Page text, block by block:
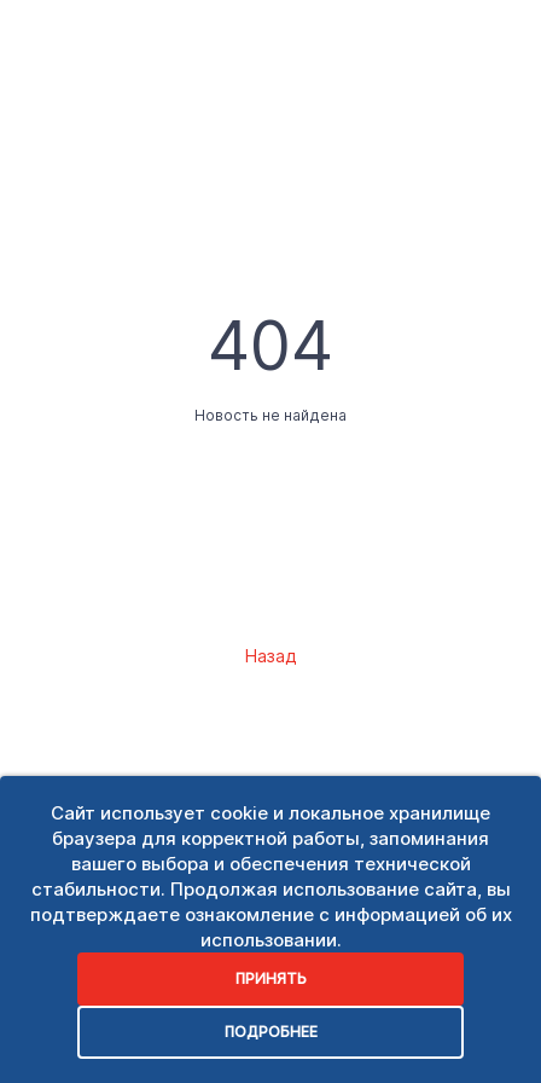
Сайт использует cookie и локальное хранилище
браузера для корректной работы, запоминания
вашего выбора и обеспечения технической
стабильности. Продолжая использование сайта, вы
подтверждаете ознакомление с информацией об их
использовании.
ПРИНЯТЬ
ПОДРОБНЕЕ
404
Новость не найдена
Назад